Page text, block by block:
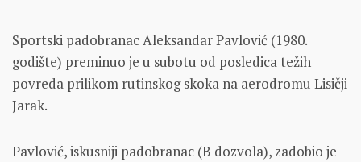
Sportski padobranac Aleksandar Pavlović (1980.
godište) preminuo je u subotu od posledica težih
povreda prilikom rutinskog skoka na aerodromu Lisičji
Jarak.
Pavlović, iskusniji padobranac (B dozvola), zadobio je